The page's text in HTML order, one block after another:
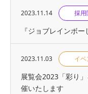
2023.11.14 採用
『ジョブレインボ
2023.11.03 イベ
展覧会2023「彩り
催いたします